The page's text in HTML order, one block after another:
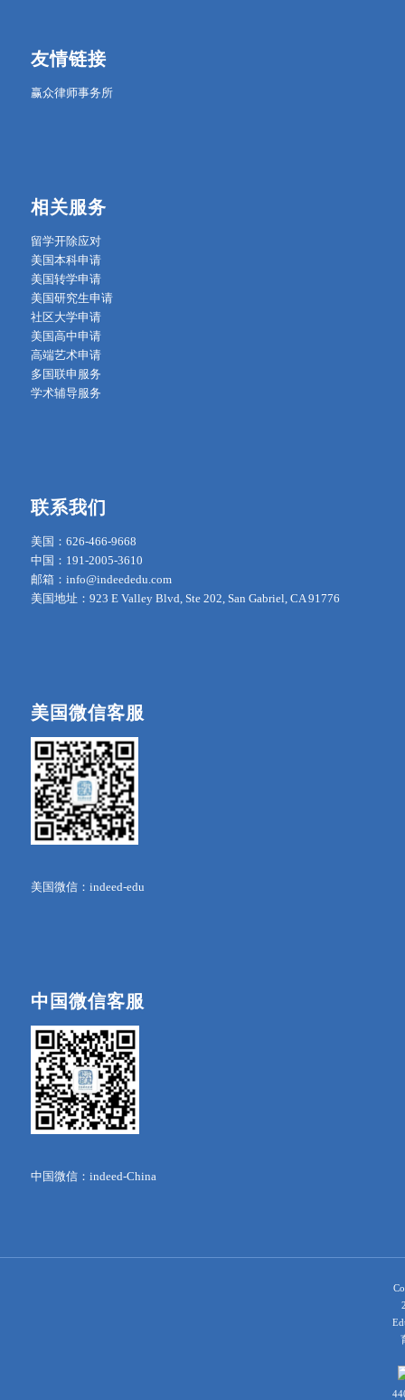
友情链接
赢众律师事务所
相关服务
留学开除应对
美国本科申请
美国转学申请
美国研究生申请
社区大学申请
美国高中申请
高端艺术申请
多国联申服务
学术辅导服务
联系我们
美国：626-466-9668
中国：191-2005-3610
邮箱：info@indeededu.com
美国地址：923 E Valley Blvd, Ste 202, San Gabriel, CA 91776
美国微信客服
美国微信：indeed-edu
中国微信客服
中国微信：indeed-China